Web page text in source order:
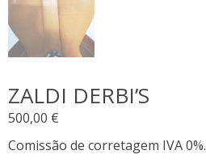
ZALDI DERBI’S
500,00 €
Comissão de corretagem IVA 0%.